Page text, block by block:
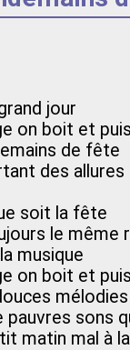
jour
on boit et
de fête
des
soit la fête
le même
musique
on boit et
mélodies
pauvres sons
matin mal à